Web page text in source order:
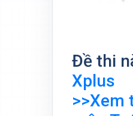
Đề thi
Xplus
>>Xem